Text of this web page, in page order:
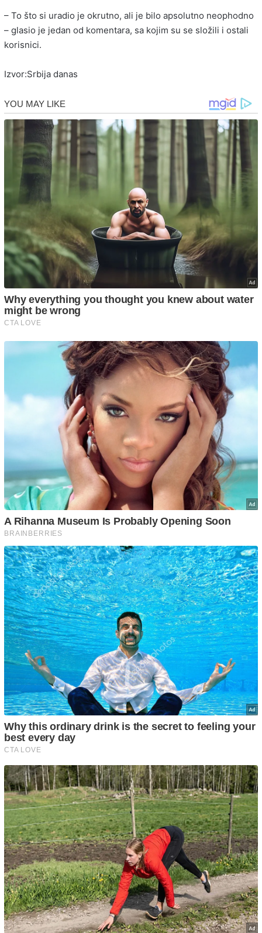
– To što si uradio je okrutno, ali je bilo apsolutno neophodno
– glasio je jedan od komentara, sa kojim su se složili i ostali
korisnici.
Izvor:Srbija danas